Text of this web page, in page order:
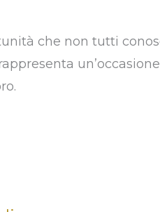
che non tutti